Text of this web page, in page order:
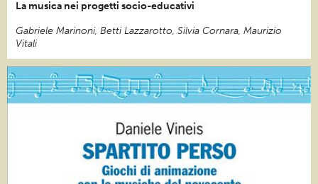
La musica nei progetti socio-educativi
Gabriele Marinoni, Betti Lazzarotto, Silvia Cornara, Maurizio
Vitali